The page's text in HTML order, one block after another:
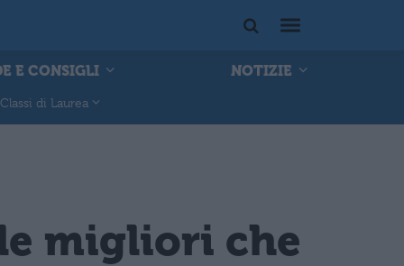
E CONSIGLI NOTIZIE
Classi di Laurea
migliori che